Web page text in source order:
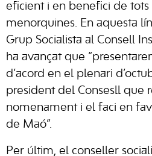
eficient i en benefici de tots
menorquines. En aquesta
Grup Socialista al Consell
ha avançat que
d’acord en el plenari
president del Consesll que
nomenament i el faci en
de Maó”.
Per últim, el conseller